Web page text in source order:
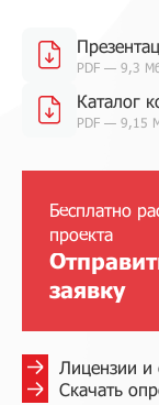
PDF — 9,3
Каталог
PDF — 9,15
Бесплатно
проекта
заявку
Лицензии и
Скачать